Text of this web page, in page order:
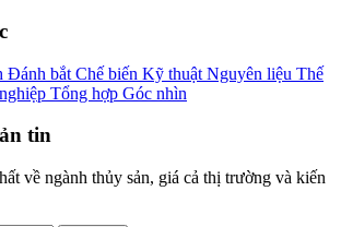
Đánh bắt Chế biến Kỹ thuật Nguyên liệu Thế
Tổng hợp Góc nhìn
tin
về ngành thủy sản, giá cả thị trường và kiến